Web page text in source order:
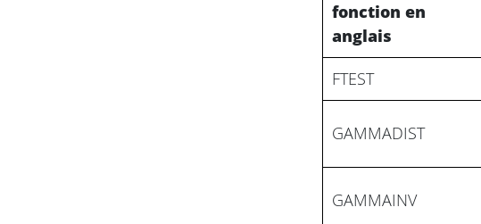
fonction en
anglais
FTEST
GAMMADIST
GAMMAINV